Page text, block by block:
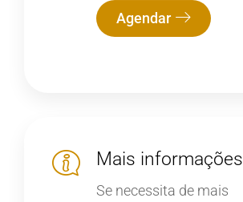
Agendar
Mais informações
Se necessita de mais